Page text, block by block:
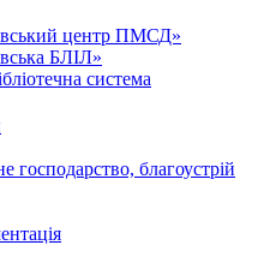
центр ПМСД»
БЛІЛ»
система
господарство, благоустрій